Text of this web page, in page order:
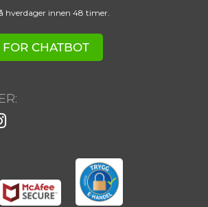
hverdager innen 48 timer.
CHATBOT
MED MEG
deg godtar du våre vilkår.